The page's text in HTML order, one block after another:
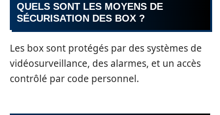
QUELS SONT LES MOYENS DE
SÉCURISATION DES BOX ?
Les box sont protégés par des systèmes de
vidéosurveillance, des alarmes, et un accès
contrôlé par code personnel.